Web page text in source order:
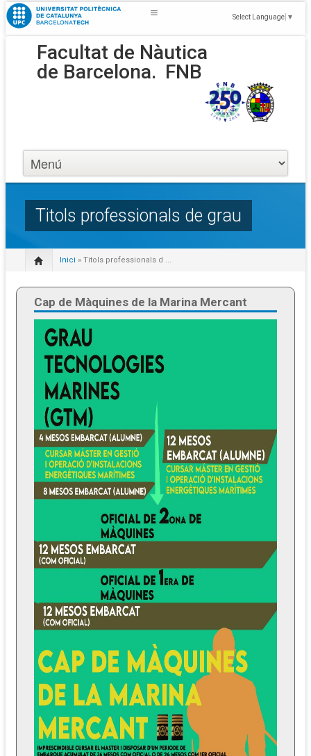
Select Language ▼
Facultat de Nàutica
de Barcelona. FNB
Titols professionals de grau
Inici » Titols professionals d ...
Cap de Màquines de la Marina Mercant